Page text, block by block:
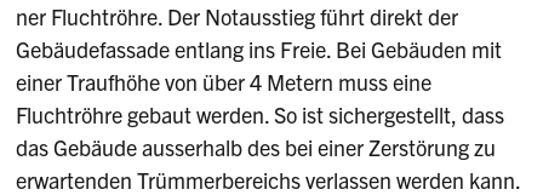
ner Fluchtröhre. Der Notausstieg führt direkt der
Gebäudefassade ent­lang ins Freie. Bei Gebäuden mit
einer Traufhöhe von über 4 Metern muss eine
Fluchtröhre gebaut werden. So ist sichergestellt, dass
das Gebäude ausserhalb des bei einer Zerstörung zu
erwartenden Trümmerbereichs verlassen werden kann.